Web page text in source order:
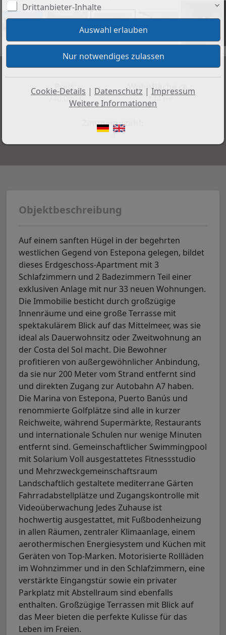
+13
Preis:
740.000 €
Wohnfläche ca.:
144 m²
Zimmeranzahl:
4
Objektbeschreibung
Auf einem sanften Hügel in der begehrten
westlichen Gegend von Estepona gelegen, bildet
dieses Erdgeschoss-Apartment mit 3
Schlafzimmern und 2 Badezimmern Teil einer
exklusiven Anlage mit nur 33 neuen Wohnungen.
Die Immobilie besticht durch großzügige
Innenräume und eine große Terrasse mit
spektakulärem Blick auf das Mittelmeer, was sie
ideal als Dauerwohnsitz oder Zweitwohnung an
der Costa del Sol macht. Die Bewohner
profitieren von außergewöhnlicher Anbindung,
da sie nur 200 Meter vom Strand entfernt sind
und direkten Zugang zur Autobahn A7 haben.
Die Marina von Estepona, Puerto Banús und
renommierte Golfplätze sind alle in kurzer
Reichweite, während Supermärkte, Restaurants
und internationale Schulen nur wenige Minuten
entfernt sind. Gemeinschaftlicher Swimmingpool
mit Solarium Voll ausgestattetes Fitnessstudio
und Mehrzweckgemeinschaftsraum
Landschaftlich gestaltete mediterrane Gärten
Fahrradabstellplätze und Zugangskontrolle mit
Videoüberwachung Jedes Zuhause ist
hochwertig ausgestattet, mit Fußbodenheizung
in allen Räumen, zentraler Klimaanlage, einem
aerothermischen Energiesystem und Küchen mit
Geräten von Top-Marken. Motorisierte Rollläden
im Wohnzimmer und in den Schlafzimmern, eine
verstärkte Eingangstür sowie ein privater
Parkplatz mit Abstellraum sind ebenfalls
enthalten. Großzügige Terrassen mit Blick auf
das Meer bieten die perfekte Kulisse für das
Leben im Freien.
Drittanbieter-Inhalte
Cookie-Details | Datenschutz | Impressum
Weitere Informationen